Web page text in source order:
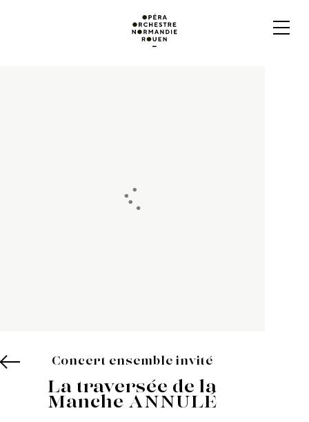
Concert ensemble invité
La traversée de la
Manche ANNULÉ